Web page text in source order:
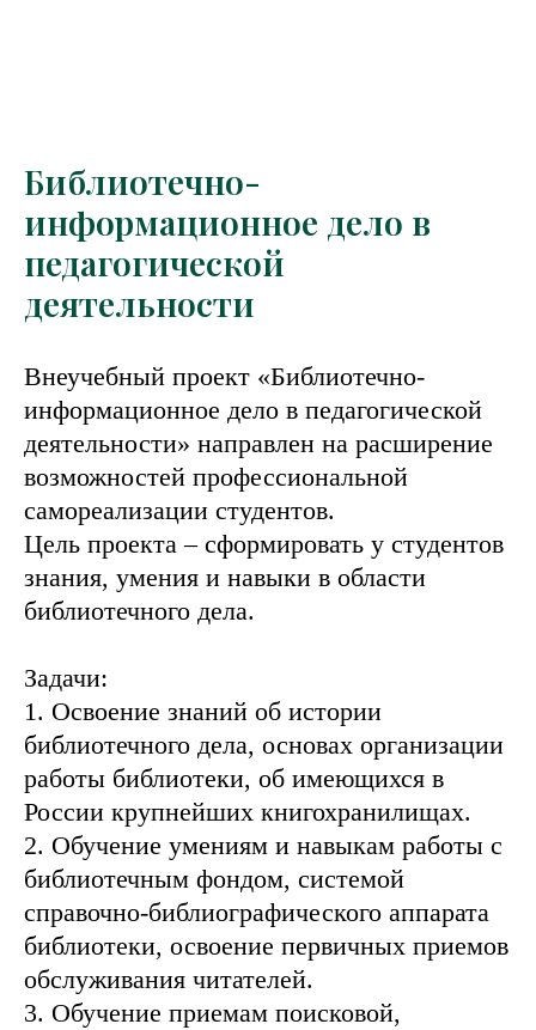
Библиотечно-
информационное дело в
педагогической
деятельности
Внеучебный проект «Библиотечно-
информационное дело в педагогической
деятельности» направлен на расширение
возможностей профессиональной
самореализации студентов.
Цель проекта – сформировать у студентов
знания, умения и навыки в области
библиотечного дела.
Задачи:
1. Освоение знаний об истории
библиотечного дела, основах организации
работы библиотеки, об имеющихся в
России крупнейших книгохранилищах.
2. Обучение умениям и навыкам работы с
библиотечным фондом, системой
справочно-библиографического аппарата
библиотеки, освоение первичных приемов
обслуживания читателей.
3. Обучение приемам поисковой,